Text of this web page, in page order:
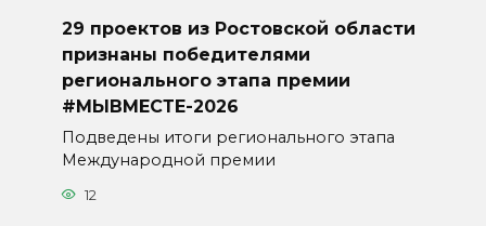
29 проектов из Ростовской области
признаны победителями
регионального этапа премии
#МЫВМЕСТЕ-2026
Подведены итоги регионального этапа
Международной премии
12